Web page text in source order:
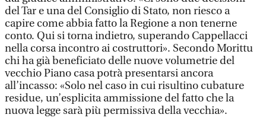
del Tar e una del Consiglio di Stato, non riesco a
capire come abbia fatto la Regione a non tenerne
conto. Qui si torna indietro, superando Cappellacci
nella corsa incontro ai costruttori». Secondo Morittu
chi ha già beneficiato delle nuove volumetrie del
vecchio Piano casa potrà presentarsi ancora
all’incasso: «Solo nel caso in cui risultino cubature
residue, un’esplicita ammissione del fatto che la
nuova legge sarà più permissiva della vecchia».